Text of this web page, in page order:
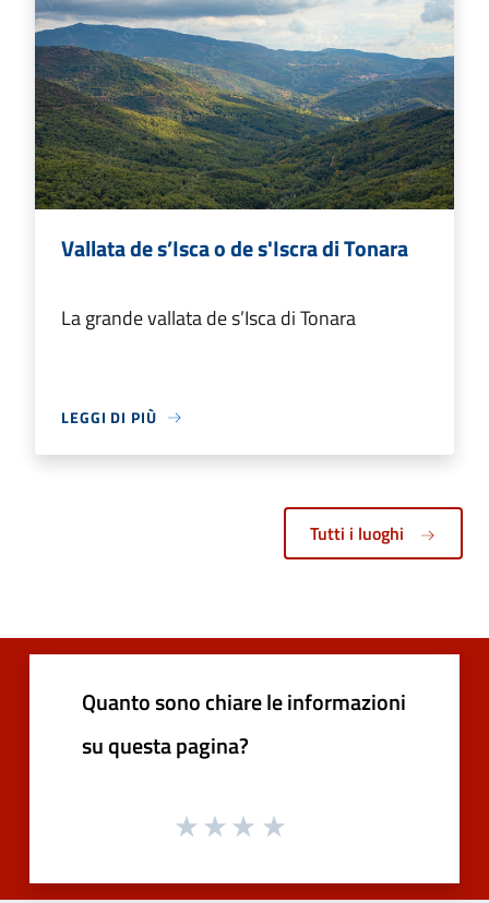
Vallata de s’Isca o de s'Iscra di Tonara
La grande vallata de s’Isca di Tonara
LEGGI DI PIÙ
Tutti i luoghi
Quanto sono chiare le informazioni
su questa pagina?